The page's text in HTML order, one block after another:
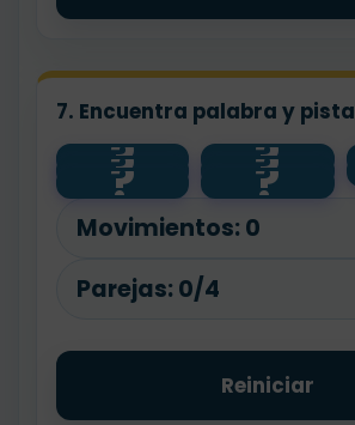
7. Encuentra palabra y pista
?
feliz ?
contento
?
bajo ?
panadero
?
floristería ?
flor
Movimientos: 0
Parejas: 0/4
Reiniciar